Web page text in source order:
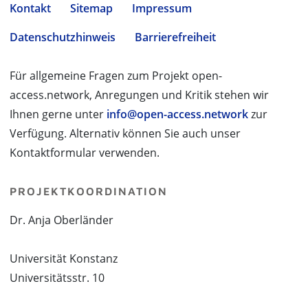
Kontakt Sitemap
Impressum
Datenschutzhinweis
Barrierefreiheit
Für allgemeine Fragen zum Projekt open-
access.network, Anregungen und Kritik stehen wir
Ihnen gerne unter info@open-access.networkzur
Verfügung. Alternativ können Sie auch unser
Kontaktformular verwenden.
PROJEKTKOORDINATION
Dr. Anja Oberländer
Universität Konstanz
Universitätsstr. 10